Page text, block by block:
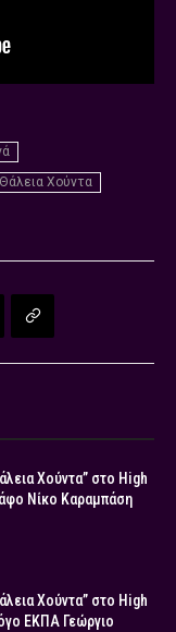
Χούντα
Χούντα” στο High
Νίκο Καραμπάση
Χούντα” στο High
ΕΚΠΑ Γεώργιο